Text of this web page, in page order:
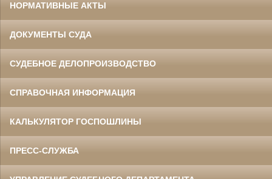
НОРМАТИВНЫЕ АКТЫ
ДОКУМЕНТЫ СУДА
СУДЕБНОЕ ДЕЛОПРОИЗВОДСТВО
СПРАВОЧНАЯ ИНФОРМАЦИЯ
КАЛЬКУЛЯТОР ГОСПОШЛИНЫ
ПРЕСС-СЛУЖБА